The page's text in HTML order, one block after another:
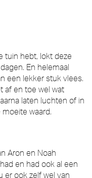
tuin hebt, lokt deze
En helemaal
een lekker stuk vlees.
af en toe wel wat
laten luchten of in
waard.
Aron en Noah
en had ook al een
er ook zelf wel van